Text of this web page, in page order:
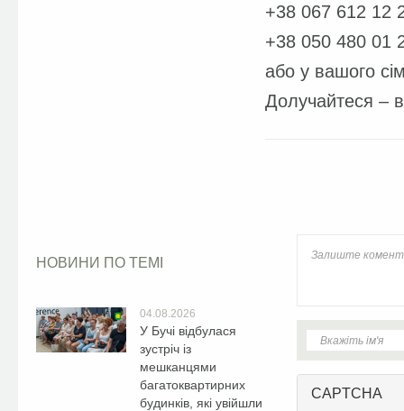
+38 067 612 12
+38 050 480 01
або у вашого
Долучайтеся –
НОВИНИ ПО ТЕМІ
04.08.2026
У Бучі відбулася
зустріч із
мешканцями
багатоквартирних
будинків, які увійшли
CAPTCHA